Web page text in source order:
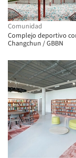
Comunidad
Complejo deportivo
Changchun / GBBN